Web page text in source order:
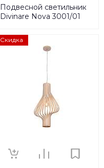
Подвесной светильник
Divinare Nova 3001/01
Скидка